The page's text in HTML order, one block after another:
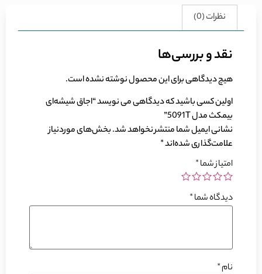
نظرات (0)
نقد و بررسی‌ها
هیچ دیدگاهی برای این محصول نوشته نشده است.
اولین کسی باشید که دیدگاهی می نویسد “اجاق شیشه‌ای
بیمکث مدل 5091T”
نشانی ایمیل شما منتشر نخواهد شد.بخش‌های موردنیاز
علامت‌گذاری شده‌اند*
امتیاز شما*
دیدگاه شما*
نام*